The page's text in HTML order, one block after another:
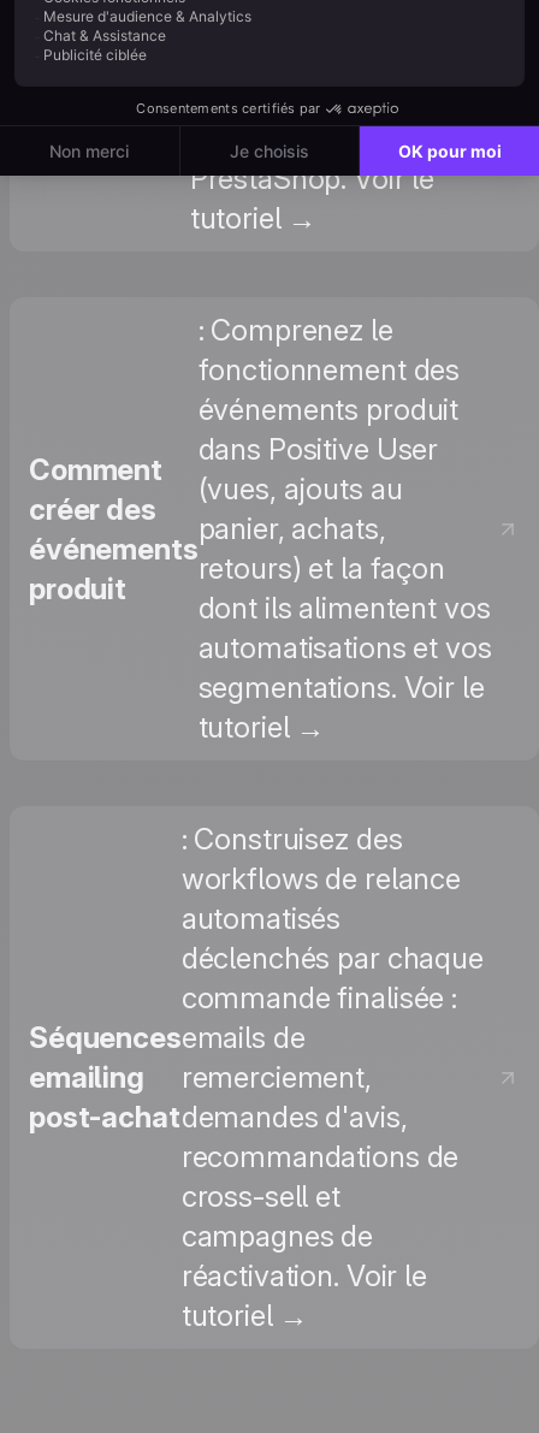
Enhanced
Ecommerce
via GTM
Ecommerce via Google
tracking produit et une
attribution avancés sur
PrestaShop. Voir le
tutoriel →
Comment
créer des
événements
produit
: Comprenez le
fonctionnement des
événements produit
dans Positive User
(vues, ajouts au
panier, achats,
retours) et la façon
dont ils alimentent vos
automatisations et vos
segmentations. Voir le
tutoriel →
Séquences
emailing
post-achat
: Construisez des
workflows de relance
automatisés
déclenchés par chaque
commande finalisée :
emails de
remerciement,
demandes d'avis,
recommandations de
cross-sell et
campagnes de
réactivation. Voir le
tutoriel →